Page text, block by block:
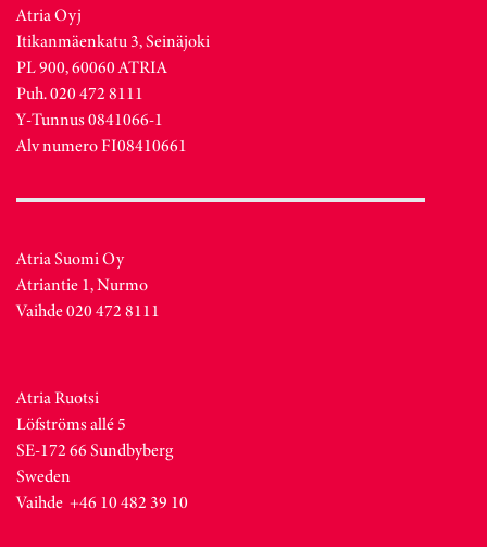
Atria Oyj
Itikanmäenkatu 3, Seinäjoki
PL 900, 60060 ATRIA
Puh. 020 472 8111
Y-Tunnus 0841066-1
Alv numero FI08410661
Atria Suomi Oy
Atriantie 1, Nurmo
Vaihde 020 472 8111
Atria Ruotsi
Löfströms allé 5
SE-172 66 Sundbyberg
Sweden
Vaihde +46 10 482 39 10